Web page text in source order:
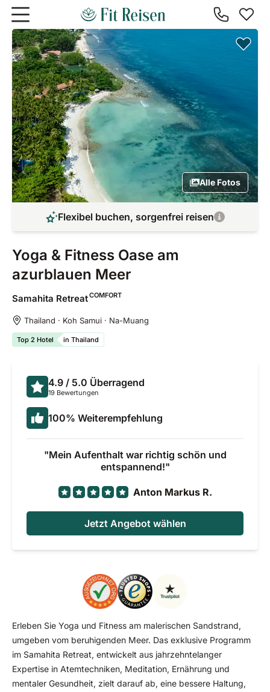
Zum Hauptinhalt springen
Alle Fotos
Flexibel buchen, sorgenfrei reisen
Yoga & Fitness Oase am
azurblauen Meer
Samahita RetreatCOMFORT
Thailand · Koh Samui · Na-Muang
Top 2 Hotel in Thailand
4.9 / 5.0 Überragend
19 Bewertungen
100% Weiterempfehlung
Mein Aufenthalt war richtig schön und
entspannend!
Anton Markus R.
Jetzt Angebot wählen
Erleben Sie Yoga und Fitness am malerischen Sandstrand,
umgeben vom beruhigenden Meer. Das exklusive Programm
im Samahita Retreat, entwickelt aus jahrzehntelanger
Expertise in Atemtechniken, Meditation, Ernährung und
mentaler Gesundheit, zielt darauf ab, eine bessere Haltung,